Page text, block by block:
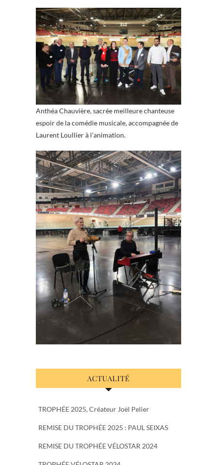
Anthéa Chauvière, sacrée meilleure chanteuse
espoir de la comédie musicale, accompagnée de
Laurent Loullier à l’animation.
ACTUALITÉ
TROPHÉE 2025, Créateur Joël Pelier
REMISE DU TROPHÉE 2025 : PAUL SEIXAS
REMISE DU TROPHÉE VÉLOSTAR 2024